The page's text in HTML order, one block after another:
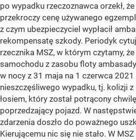
po wypadku rzeczoznawca orzekł,
przekroczy cenę używanego
z czym ubezpieczyciel wypłacił
rekompensatę szkody. Periodyk
rzecznika MSZ, w którym czytamy,
samochodu z zasobu floty
w nocy z 31 maja na 1 czerwca 2021
nieszczęśliwego wypadku, tj. kolizji z
łosiem, który został potrącony
poprzedzający pojazd. W
zdarzenia doszło do poważnego
Kierującemu nic się nie stało. W